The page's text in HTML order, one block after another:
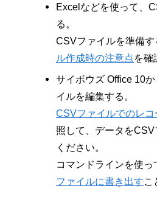
Excelなどを使って、
る。
CSVファイルを準備す
ル作成時の注意点を確
サイボウズ Office 10
イルを編集する。
CSVファイルでのレ
照して、データを
ください。
コマンドラインを使っ
ファイルに書き出すこ